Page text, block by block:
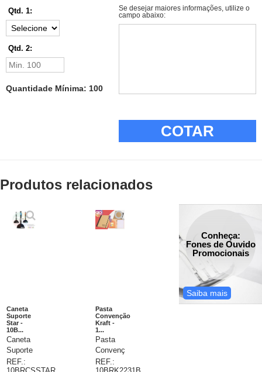
Qtd. 1:
Qtd. 2:
Quantidade Mínima: 100
Se desejar maiores informações, utilize o
campo abaixo:
COTAR
Produtos relacionados
Caneta
Suporte
Star -
10B...
Caneta
Suporte
Star -
REF.:
Pasta
Convenção
Kraft -
1...
Pasta
Convenção
Kraft,
REF.:
Conheça:
Fones de Ouvido
Promocionais
Saiba mais